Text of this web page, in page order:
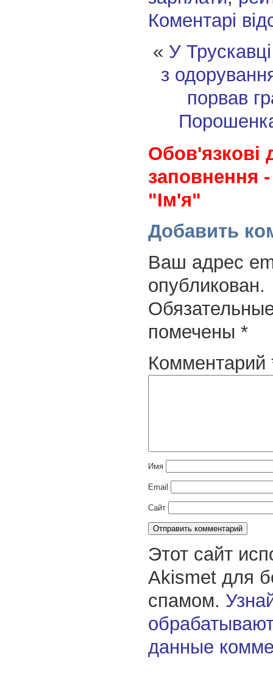
Коментарі
« У
з
порвав
Обов'язкові
заповнення
"Ім'я"
Добавить
Ваш адрес
опубликован.
помечены *
Комментарий
Имя
Email
Сайт
Этот сайт
Akismet для
спамом.
данные